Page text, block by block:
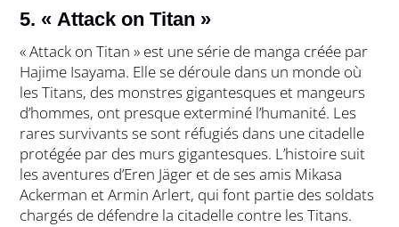
5. « Attack on Titan »
« Attack on Titan » est une série de manga créée par
Hajime Isayama. Elle se déroule dans un monde où
les Titans, des monstres gigantesques et mangeurs
d’hommes, ont presque exterminé l’humanité. Les
rares survivants se sont réfugiés dans une citadelle
protégée par des murs gigantesques. L’histoire suit
les aventures d’Eren Jäger et de ses amis Mikasa
Ackerman et Armin Arlert, qui font partie des soldats
chargés de défendre la citadelle contre les Titans.